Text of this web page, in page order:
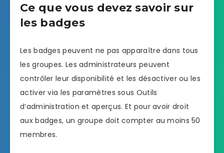
Ce que vous devez savoir sur
les badges
Les badges peuvent ne pas apparaître dans tous
les groupes. Les administrateurs peuvent
contrôler leur disponibilité et les désactiver ou les
activer via les paramètres sous Outils
d’administration et aperçus. Et pour avoir droit
aux badges, un groupe doit compter au moins 50
membres.